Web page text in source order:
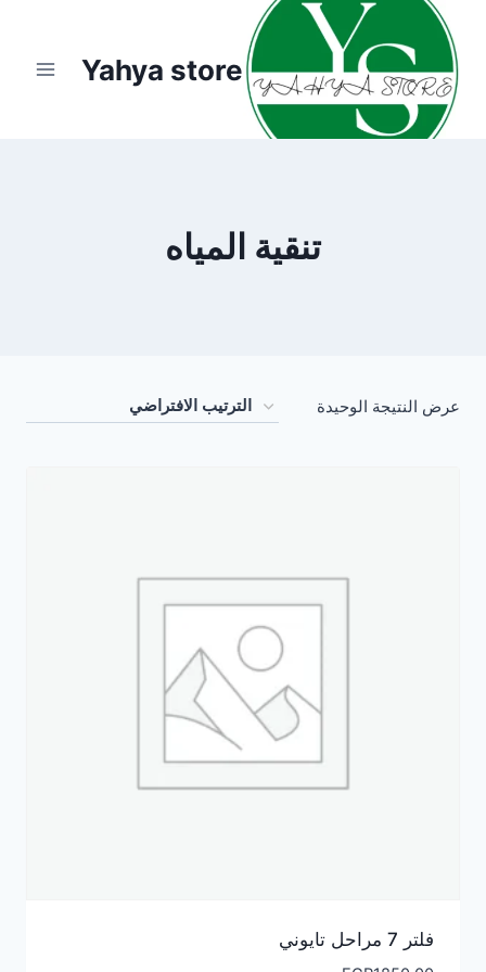
التجاوز
المحتوى
Yahya store
تنقية المياه
عرض النتيجة الوحيدة
فلتر 7 مراحل تايوني